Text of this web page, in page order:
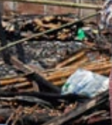
各所に武装したカ